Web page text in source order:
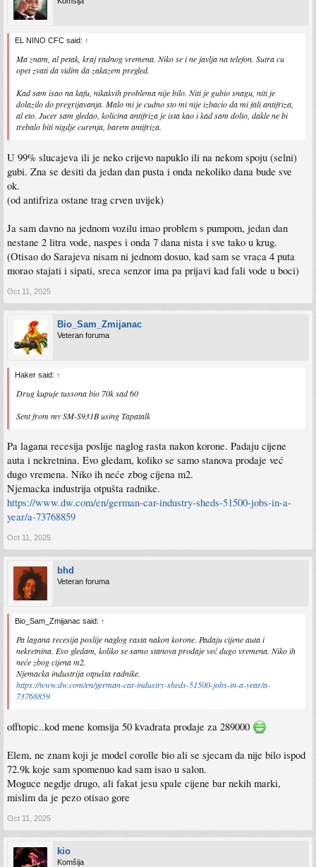
EL NINO CFC said: ↑
Ma znam, al petak, kraj radnog vremena. Niko se i ne javlja na telefon. Sutra cu
opet zvati da vidim da zakazem pregled.
Kad sam isao na kafu, nikakvih problema nije bilo. Niti je gubio snagu, niti je
dolazilo do pregrijavanja. Malo mi je cudno sto mi nije izbacio da mi fali antifriza,
al eto. Jucer sam gledao, kolicina antifriza je ista kao i kad sam dolio, dakle ne bi
trebalo biti nigdje curenja, barem antifriza.
U 99% slucajeva ili je neko crijevo napuklo ili na nekom spoju (selni)
gubi. Zna se desiti da jedan dan pusta i onda nekoliko dana bude sve
ok.
(od antifriza ostane trag crven uvijek)
Ja sam davno na jednom vozilu imao problem s pumpom, jedan dan
nestane 2 litra vode, naspes i onda 7 dana nista i sve tako u krug.
(Otisao do Sarajeva nisam ni jednom dosuo, kad sam se vraca 4 puta
morao stajati i sipati, sreca senzor ima pa prijavi kad fali vode u boci)
Oct 11, 2025
Bio_Sam_Zmijanac
Veteran foruma
Haker said: ↑
Drug kupuje tussona bio 70k sad 60
Sent from my SM-S931B using Tapatalk
Pa lagana recesija poslije naglog rasta nakon korone. Padaju cijene
auta i nekretnina. Evo gledam, koliko se samo stanova prodaje već
dugo vremena. Niko ih neće zbog cijena m2.
Njemacka industrija otpušta radnike.
https://www.dw.com/en/german-car-industry-sheds-51500-jobs-in-a-
year/a-73768859
Oct 11, 2025
bhd
Veteran foruma
Bio_Sam_Zmijanac said: ↑
Pa lagana recesija poslije naglog rasta nakon korone. Padaju cijene auta i
nekretnina. Evo gledam, koliko se samo stanova prodaje već dugo vremena. Niko ih
neće zbog cijena m2.
Njemacka industrija otpušta radnike.
https://www.dw.com/en/german-car-industry-sheds-51500-jobs-in-a-year/a-
73768859
offtopic..kod mene komsija 50 kvadrata prodaje za 289000
Elem, ne znam koji je model corolle bio ali se sjecam da nije bilo ispod
72.9k koje sam spomenuo kad sam isao u salon.
Moguce negdje drugo, ali fakat jesu spale cijene bar nekih marki,
mislim da je pezo otisao gore
Oct 11, 2025
kio
Komšija